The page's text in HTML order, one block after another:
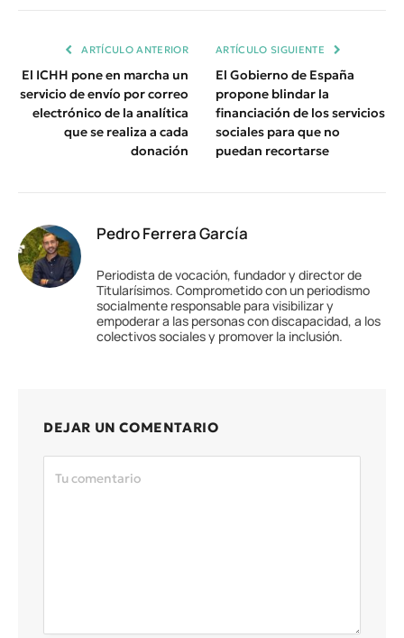
ARTÍCULO ANTERIOR
El ICHH pone en marcha un
servicio de envío por correo
electrónico de la analítica
que se realiza a cada
donación
ARTÍCULO SIGUIENTE
El Gobierno de España
propone blindar la
financiación de los servicios
sociales para que no
puedan recortarse
Pedro Ferrera García
Periodista de vocación, fundador y director de
Titularísimos. Comprometido con un periodismo
socialmente responsable para visibilizar y
empoderar a las personas con discapacidad, a los
colectivos sociales y promover la inclusión.
DEJAR UN COMENTARIO